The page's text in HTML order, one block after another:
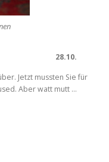
28.10.
Jetzt mussten Sie für
Aber watt mutt …